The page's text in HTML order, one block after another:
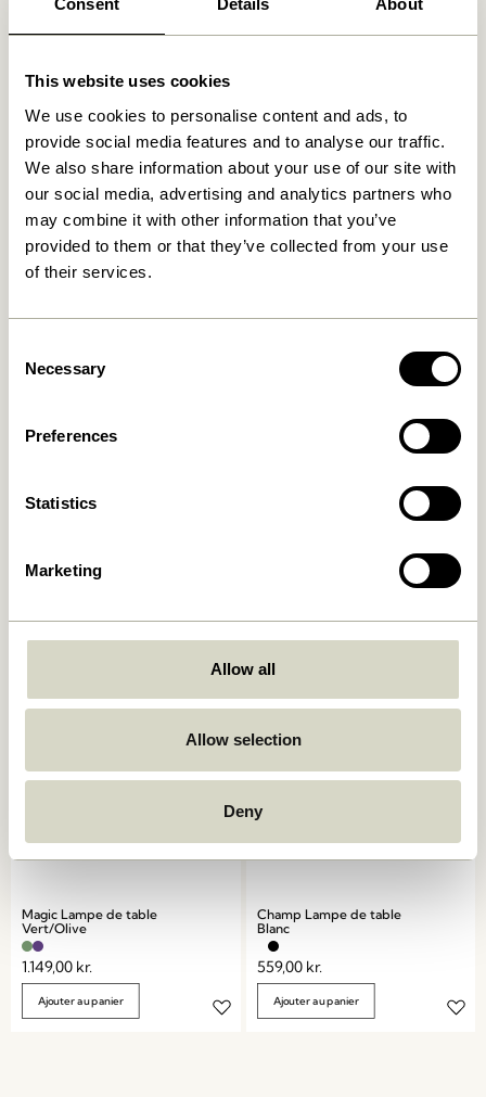
Consent Details About
This website uses cookies
We use cookies to personalise content and ads, to
provide social media features and to analyse our traffic.
We also share information about your use of our site with
our social media, advertising and analytics partners who
may combine it with other information that you’ve
provided to them or that they’ve collected from your use
of their services.
Selection
Necessary
Preferences
Statistics
Marketing
Allow all
Allow selection
Deny
NOUVEAUTÉ
Mush Lampe de table Mini
1.399,00kr.
Tower Lampe de table
Rouge
Book Lampe de table
Mush Lampe de table Mini
Magic Lampe de table
Vert/Olive
1.149,00 kr.
Ajouter au panier
Champ Lampe de table
Blanc
559,00 kr.
Ajouter au panier